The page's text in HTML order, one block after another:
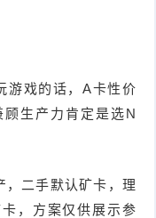
游戏的话，A卡性价
生产力肯定是选N
，二手默认矿卡，理
，方案仅供展示参